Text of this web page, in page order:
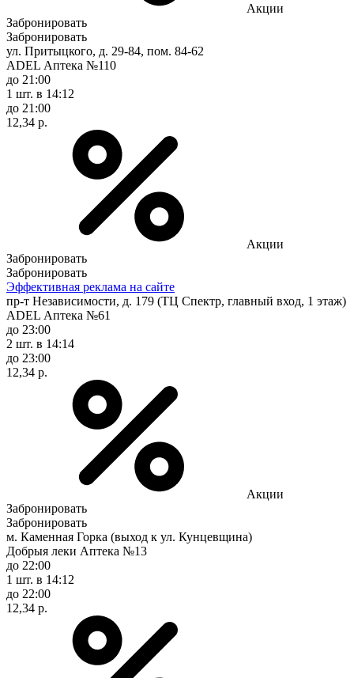
Акции
Забронировать
Забронировать
ул. Притыцкого, д. 29-84, пом. 84-62
ADEL Аптека №110
до 21:00
1 шт. в 14:12
до 21:00
12,34 р.
Акции
Забронировать
Забронировать
Эффективная реклама на сайте
пр-т Независимости, д. 179 (ТЦ Спектр, главный вход, 1 этаж)
ADEL Аптека №61
до 23:00
2 шт. в 14:14
до 23:00
12,34 р.
Акции
Забронировать
Забронировать
м. Каменная Горка (выход к ул. Кунцевщина)
Добрыя леки Аптека №13
до 22:00
1 шт. в 14:12
до 22:00
12,34 р.